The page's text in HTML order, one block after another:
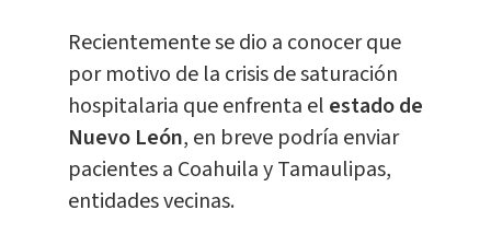
Recientemente se dio a conocer que
por motivo de la crisis de saturación
hospitalaria que enfrenta el estado de
Nuevo León, en breve podría enviar
pacientes a Coahuila y Tamaulipas,
entidades vecinas.